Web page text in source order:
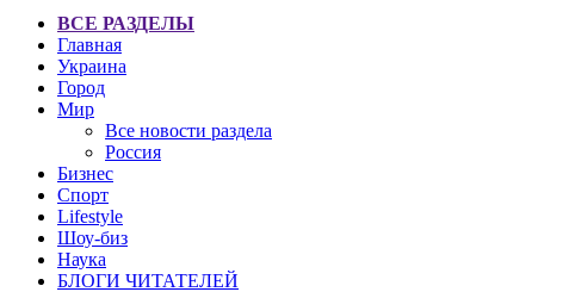
ВСЕ РАЗДЕЛЫ
Главная
Украина
Город
Мир
Все новости раздела
Россия
Бизнес
Спорт
Lifestyle
Шоу-биз
Наука
БЛОГИ ЧИТАТЕЛЕЙ